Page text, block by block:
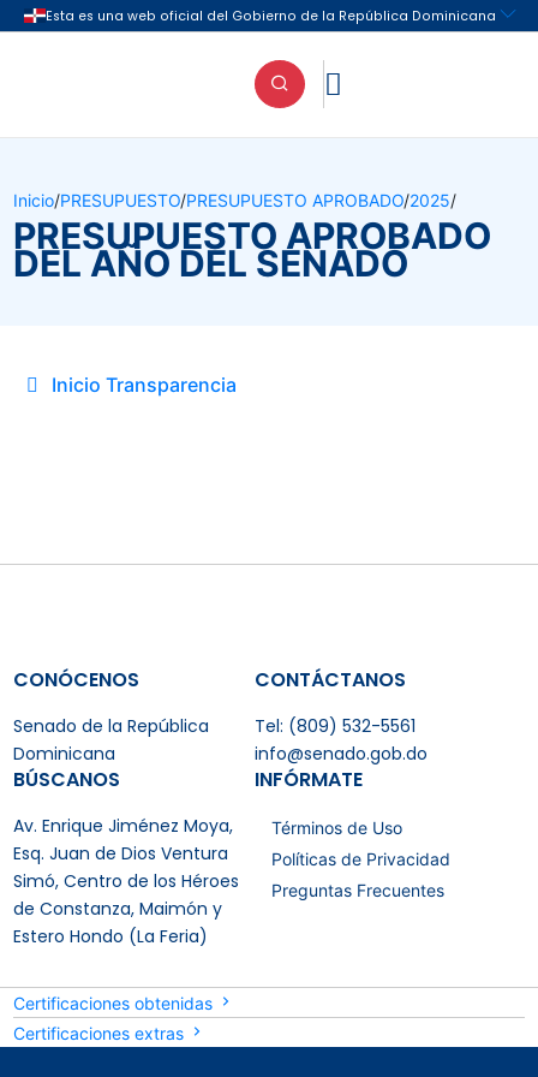

Inicio/PRESUPUESTO/PRESUPUESTO APROBADO/2025/
PRESUPUESTO APROBADO
DEL AÑO DEL SENADO
Inicio Transparencia
CONÓCENOS
Senado de la República
Dominicana
CONTÁCTANOS
Tel: (809) 532-5561
info@senado.gob.do
BÚSCANOS
Av. Enrique Jiménez Moya,
Esq. Juan de Dios Ventura
Simó, Centro de los Héroes
de Constanza, Maimón y
Estero Hondo (La Feria)
INFÓRMATE
Términos de Uso
Políticas de Privacidad
Preguntas Frecuentes
Certificaciones obtenidas
Certificaciones extras